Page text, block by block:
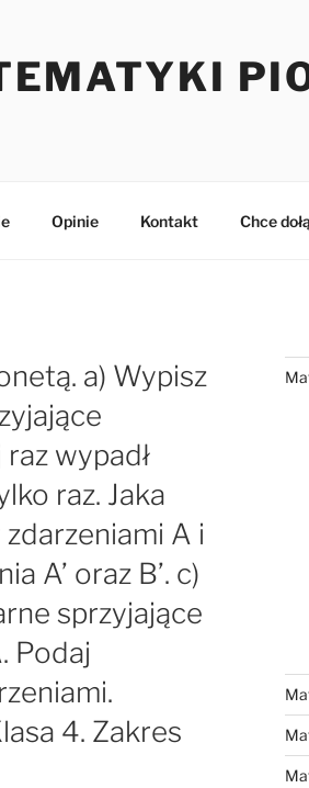
Opinie Kontakt Chce
a) Wypisz
wypadł
raz. Jaka
A i
A’ oraz B’. c)
sprzyjające
Podaj
4. Zakres